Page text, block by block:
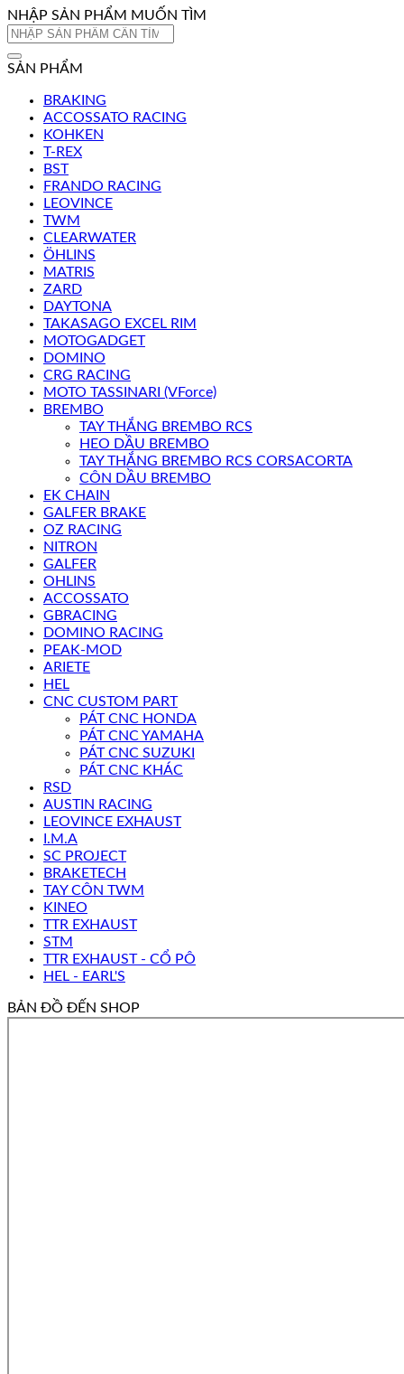
NHẬP SẢN PHẨM MUỐN TÌM
Tìm
SẢN PHẨM
BRAKING
ACCOSSATO RACING
KOHKEN
T-REX
BST
FRANDO RACING
LEOVINCE
TWM
CLEARWATER
ÖHLINS
MATRIS
ZARD
DAYTONA
TAKASAGO EXCEL RIM
MOTOGADGET
DOMINO
CRG RACING
MOTO TASSINARI (VForce)
BREMBO
TAY THẮNG BREMBO RCS
HEO DẦU BREMBO
TAY THẮNG BREMBO RCS CORSACORTA
CÔN DẦU BREMBO
EK CHAIN
GALFER BRAKE
OZ RACING
NITRON
GALFER
OHLINS
ACCOSSATO
GBRACING
DOMINO RACING
PEAK-MOD
ARIETE
HEL
CNC CUSTOM PART
PÁT CNC HONDA
PÁT CNC YAMAHA
PÁT CNC SUZUKI
PÁT CNC KHÁC
RSD
AUSTIN RACING
LEOVINCE EXHAUST
I.M.A
SC PROJECT
BRAKETECH
TAY CÔN TWM
KINEO
TTR EXHAUST
STM
TTR EXHAUST - CỔ PÔ
HEL - EARL'S
BẢN ĐỒ ĐẾN SHOP